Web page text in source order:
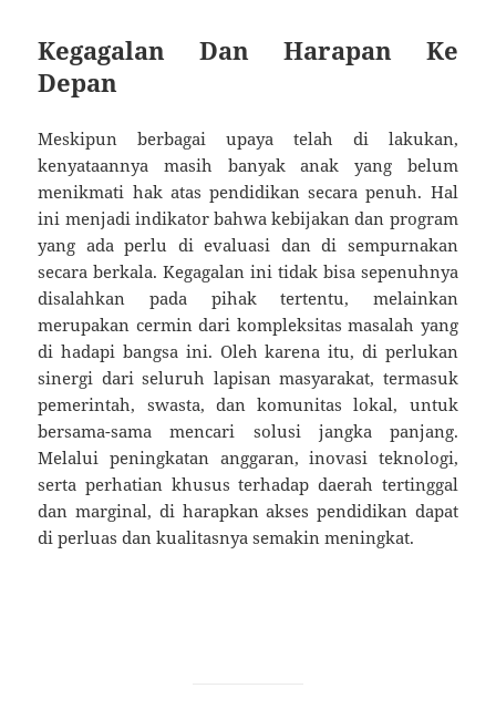
Kegagalan Dan Harapan Ke
Depan
Meskipun berbagai upaya telah di lakukan,
kenyataannya masih banyak anak yang belum
menikmati hak atas pendidikan secara penuh. Hal
ini menjadi indikator bahwa kebijakan dan program
yang ada perlu di evaluasi dan di sempurnakan
secara berkala. Kegagalan ini tidak bisa sepenuhnya
disalahkan pada pihak tertentu, melainkan
merupakan cermin dari kompleksitas masalah yang
di hadapi bangsa ini. Oleh karena itu, di perlukan
sinergi dari seluruh lapisan masyarakat, termasuk
pemerintah, swasta, dan komunitas lokal, untuk
bersama-sama mencari solusi jangka panjang.
Melalui peningkatan anggaran, inovasi teknologi,
serta perhatian khusus terhadap daerah tertinggal
dan marginal, di harapkan akses pendidikan dapat
di perluas dan kualitasnya semakin meningkat.